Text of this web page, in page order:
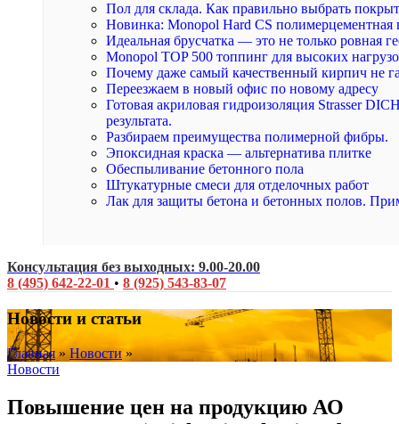
Пол для склада. Как правильно выбрать
Новинка: Monopol Hard CS полимерцементная
Идеальная брусчатка — это не только ровная
Monopol TOP 500 топпинг для высоких
Почему даже самый качественный кирпич не
Переезжаем в новый офис по новому адресу
Готовая акриловая гидроизоляция Strasser
результата.
Разбираем преимущества полимерной фибры.
Эпоксидная краска — альтернатива плитке
Обеспыливание бетонного пола
Штукатурные смеси для отделочных работ
Лак для защиты бетона и бетонных полов.
Консультация без выходных: 9.00-20.00
8 (495) 642-22-01 • 8 (925) 543-83-07
Новости и статьи
Главная»Новости»
Новости
Повышение цен на продукцию АО